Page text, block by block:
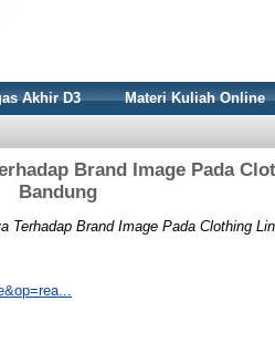
Akhir D3 Materi Kuliah Online
Brand Image Pada
Bandung
Terhadap Brand Image Pada Clothing